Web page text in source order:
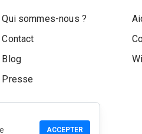
Qui sommes-nous ?
Contact
Blog
Presse
ACCEPTER